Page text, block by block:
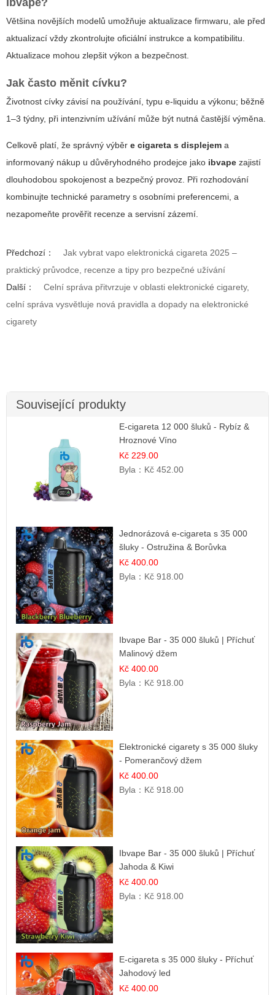
ibvape?
Většina novějších modelů umožňuje aktualizace firmwaru, ale před
aktualizací vždy zkontrolujte oficiální instrukce a kompatibilitu.
Aktualizace mohou zlepšit výkon a bezpečnost.
Jak často měnit cívku?
Životnost cívky závisí na používání, typu e-liquidu a výkonu; běžně
1–3 týdny, při intenzivním užívání může být nutná častější výměna.
Celkově platí, že správný výběr e cigareta s displejem a
informovaný nákup u důvěryhodného prodejce jako ibvape zajistí
dlouhodobou spokojenost a bezpečný provoz. Při rozhodování
kombinujte technické parametry s osobními preferencemi, a
nezapomeňte prověřit recenze a servisní zázemí.
Předchozí：
Jak vybrat vapo elektronická cigareta 2025 –
praktický průvodce, recenze a tipy pro bezpečné užívání
Další：
Celní správa přitvrzuje v oblasti elektronické cigarety,
celní správa vysvětluje nová pravidla a dopady na elektronické
cigarety
Související produkty
E-cigareta 12 000 šluků - Rybíz &
Hroznové Víno
Kč 229.00
Byla： Kč 452.00
Jednorázová e-cigareta s 35 000
šluky - Ostružina & Borůvka
Kč 400.00
Byla： Kč 918.00
Ibvape Bar - 35 000 šluků | Příchuť
Malinový džem
Kč 400.00
Byla： Kč 918.00
Elektronické cigarety s 35 000 šluky
- Pomerančový džem
Kč 400.00
Byla： Kč 918.00
Ibvape Bar - 35 000 šluků | Příchuť
Jahoda & Kiwi
Kč 400.00
Byla： Kč 918.00
E-cigareta s 35 000 šluky - Příchuť
Jahodový led
Kč 400.00